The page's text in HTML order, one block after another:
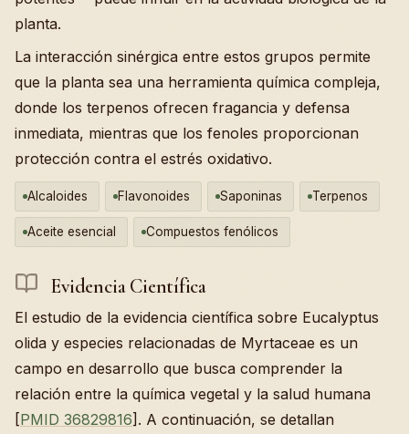
planta.
La interacción sinérgica entre estos grupos permite
que la planta sea una herramienta química compleja,
donde los terpenos ofrecen fragancia y defensa
inmediata, mientras que los fenoles proporcionan
protección contra el estrés oxidativo.
Alcaloides Flavonoides Saponinas Terpenos
Aceite esencial Compuestos fenólicos
Evidencia Científica
El estudio de la evidencia científica sobre Eucalyptus
olida y especies relacionadas de Myrtaceae es un
campo en desarrollo que busca comprender la
relación entre la química vegetal y la salud humana
[PMID 36829816]. A continuación, se detallan